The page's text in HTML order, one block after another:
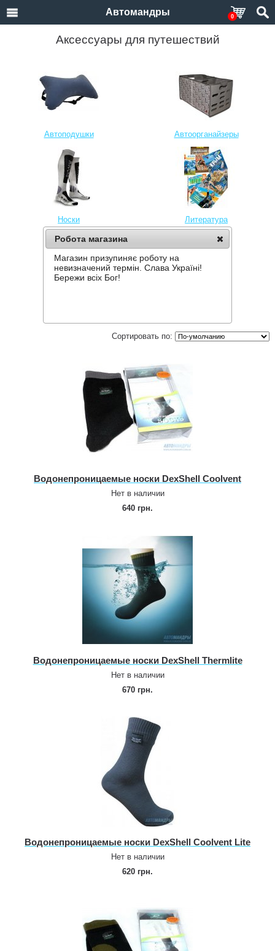
Автомандры 0
Аксессуары для путешествий
Автоподушки Автоорганайзеры
Носки Литература
Сортировать по:
Водонепроницаемые носки DexShell Coolvent
Нет в наличии
640 грн.
Водонепроницаемые носки DexShell Thermlite
Нет в наличии
670 грн.
Водонепроницаемые носки DexShell Coolvent Lite
Нет в наличии
620 грн.
Робота магазина
Магазин призупиняє роботу на
невизначений термін. Слава Україні!
Бережи всіх Бог!